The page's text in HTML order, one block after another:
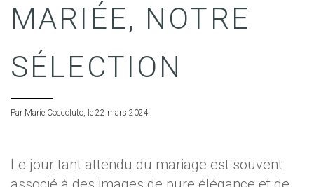
MAGAZINE
VANITYHAIR
MARIÉE, NOTRE
SÉLECTION
Par Marie Coccoluto, le 22 mars 2024
Le jour tant attendu du mariage est souvent